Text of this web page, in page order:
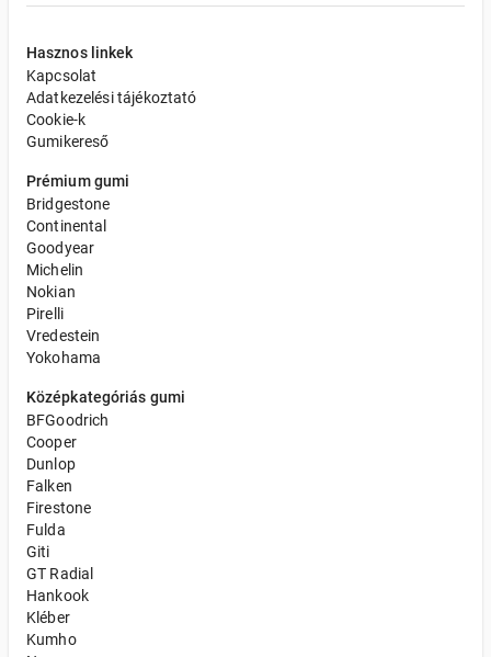
Hasznos linkek
Kapcsolat
Adatkezelési tájékoztató
Cookie-k
Gumikereső
Prémium gumi
Bridgestone
Continental
Goodyear
Michelin
Nokian
Pirelli
Vredestein
Yokohama
Középkategóriás gumi
BFGoodrich
Cooper
Dunlop
Falken
Firestone
Fulda
Giti
GT Radial
Hankook
Kléber
Kumho